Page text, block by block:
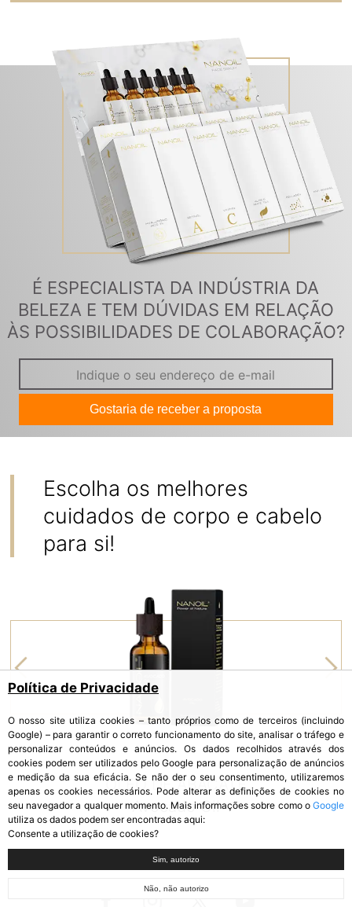
É ESPECIALISTA DA INDÚSTRIA DA
BELEZA E TEM DÚVIDAS EM RELAÇÃO
ÀS POSSIBILIDADES DE COLABORAÇÃO?
Gostaria de receber a proposta
Escolha os melhores
cuidados de corpo e cabelo
para si!
ÓLEO DE ABACATE
Avocado Oil
Política de Privacidade
O nosso site utiliza cookies – tanto próprios como de terceiros (incluindo
Google) – para garantir o correto funcionamento do site, analisar o tráfego e
personalizar conteúdos e anúncios. Os dados recolhidos através dos
cookies podem ser utilizados pelo Google para personalização de anúncios
e medição da sua eficácia. Se não der o seu consentimento, utilizaremos
apenas os cookies necessários. Pode alterar as definições de cookies no
seu navegador a qualquer momento. Mais informações sobre como o Google
utiliza os dados podem ser encontradas aqui:
Consente a utilização de cookies?
Sim, autorizo
Não, não autorizo